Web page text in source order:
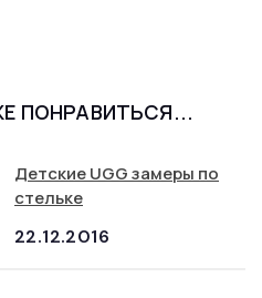
ПОНРАВИТЬСЯ...
Детские UGG замеры по
стельке
22.12.2016